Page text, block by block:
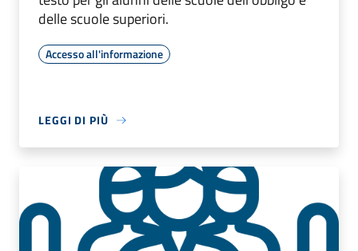
delle scuole superiori.
Accesso all'informazione
LEGGI DI PIÙ